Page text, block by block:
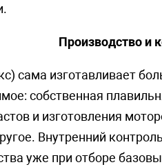
Производство и
сама изготавливает
собственная
и изготовления
Внутренний
уже при отборе